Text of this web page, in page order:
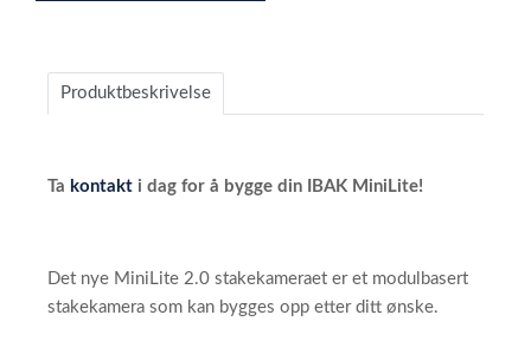
Produktbeskrivelse
Ta kontakt i dag for å bygge din IBAK MiniLite!
Det nye MiniLite 2.0 stakekameraet er et modulbasert
stakekamera som kan bygges opp etter ditt ønske.